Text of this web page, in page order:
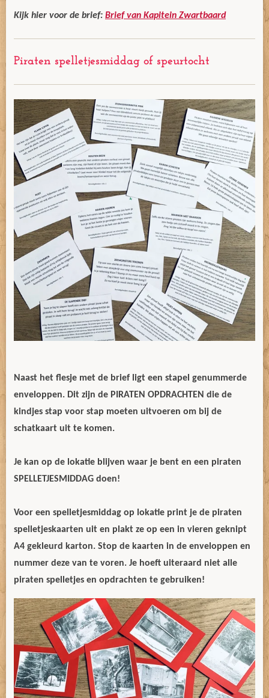
Kijk hier voor de brief: Brief van Kapitein Zwartbaard
Piraten spelletjesmiddag of speurtocht
Naast het flesje met de brief ligt een stapel genummerde
enveloppen. Dit zijn de PIRATEN OPDRACHTEN die de
kindjes stap voor stap moeten uitvoeren om bij de
schatkaart uit te komen.
Je kan op de lokatie blijven waar je bent en een piraten
SPELLETJESMIDDAG doen!
Voor een spelletjesmiddag op lokatie print je de piraten
spelletjeskaarten uit en plakt ze op een in vieren geknipt
A4 gekleurd karton. Stop de kaarten in de enveloppen en
nummer deze van te voren. Je hoeft uiteraard niet alle
piraten spelletjes en opdrachten te gebruiken!